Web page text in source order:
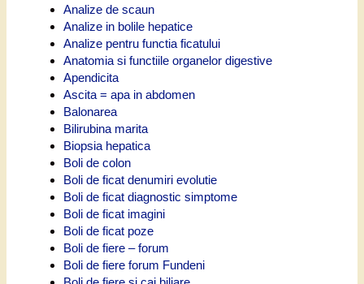
Analize de scaun
Analize in bolile hepatice
Analize pentru functia ficatului
Anatomia si functiile organelor digestive
Apendicita
Ascita = apa in abdomen
Balonarea
Bilirubina marita
Biopsia hepatica
Boli de colon
Boli de ficat denumiri evolutie
Boli de ficat diagnostic simptome
Boli de ficat imagini
Boli de ficat poze
Boli de fiere – forum
Boli de fiere forum Fundeni